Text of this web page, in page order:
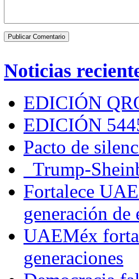
Noticias
EDICIÓN
EDICIÓN
Pacto de
Trump-
Fortalece
generación
UAEMéx
generaciones